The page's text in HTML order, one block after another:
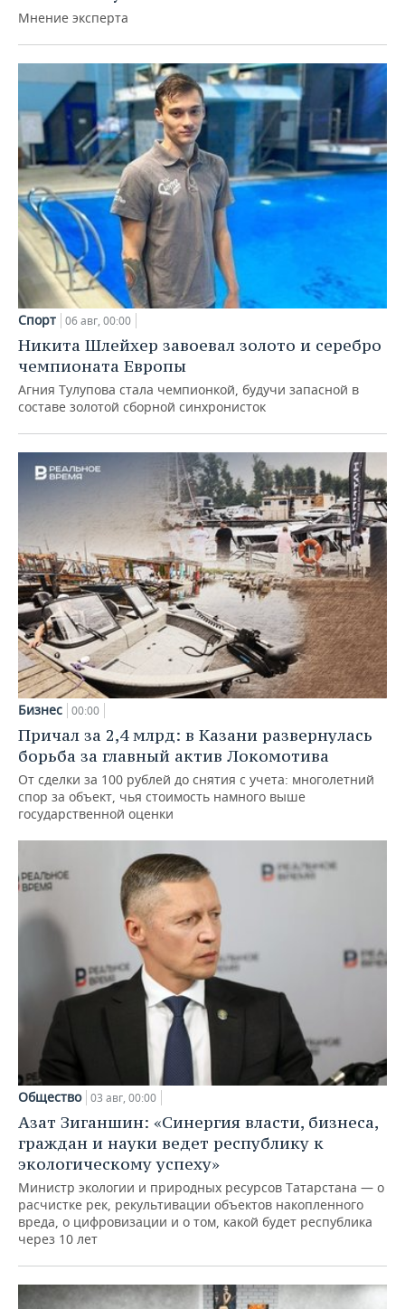
Мнение эксперта
Спорт 06 авг, 00:00
Никита Шлейхер завоевал золото и серебро
чемпионата Европы
Агния Тулупова стала чемпионкой, будучи запасной в
составе золотой сборной синхронисток
Бизнес 00:00
Причал за 2,4 млрд: в Казани развернулась
борьба за главный актив Локомотива
От сделки за 100 рублей до снятия с учета: многолетний
спор за объект, чья стоимость намного выше
государственной оценки
Общество 03 авг, 00:00
Азат Зиганшин: «Синергия власти, бизнеса,
граждан и науки ведет республику к
экологическому успеху»
Министр экологии и природных ресурсов Татарстана — о
расчистке рек, рекультивации объектов накопленного
вреда, о цифровизации и о том, какой будет республика
через 10 лет